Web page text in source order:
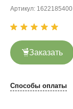
Артикул: 1622185400
Заказать
Способы оплаты